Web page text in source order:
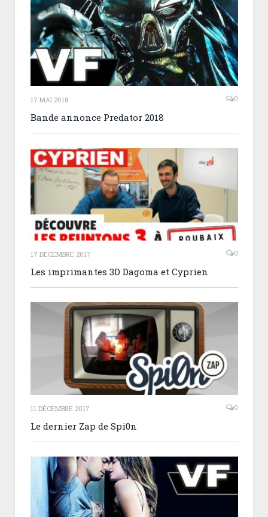
17 MAI 2018 0
Bande annonce Predator 2018
17 DÉCEMBRE 2017 0
Les imprimantes 3D Dagoma et Cyprien
11 DÉCEMBRE 2017 0
Le dernier Zap de Spi0n